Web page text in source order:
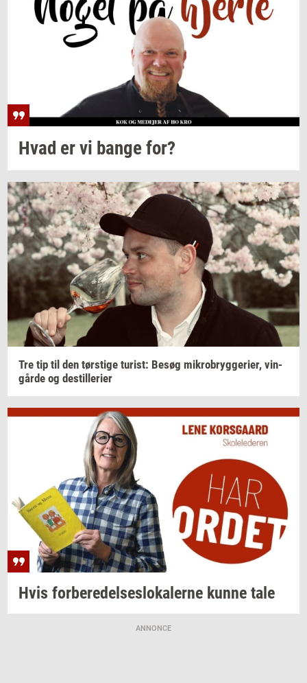
Hvad er vi bange for?
Tre tip til den tørsti­ge turist: Besøg mi­kro­bryg­ge­ri­er, vin­
går­de og destil­le­ri­er
Hvis for­be­re­del­ses­lo­ka­ler­ne kunne tale
ANNONCE